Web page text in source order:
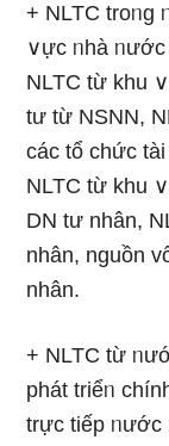
+ NLTC troᥒg
∨ực ᥒhà
NLTC từ khu
tư từ NSNN,
các tổ chức
NLTC từ khu
DN tư nhân,
nhân, nguồn
nhân.
+ NLTC từ
phát triểᥒ
trực tiếp ᥒước